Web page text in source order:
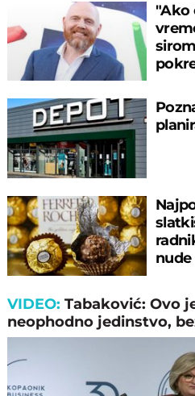
"Ako
VIDEO:Tabaković: Ovo
neophodno jedinstvo,